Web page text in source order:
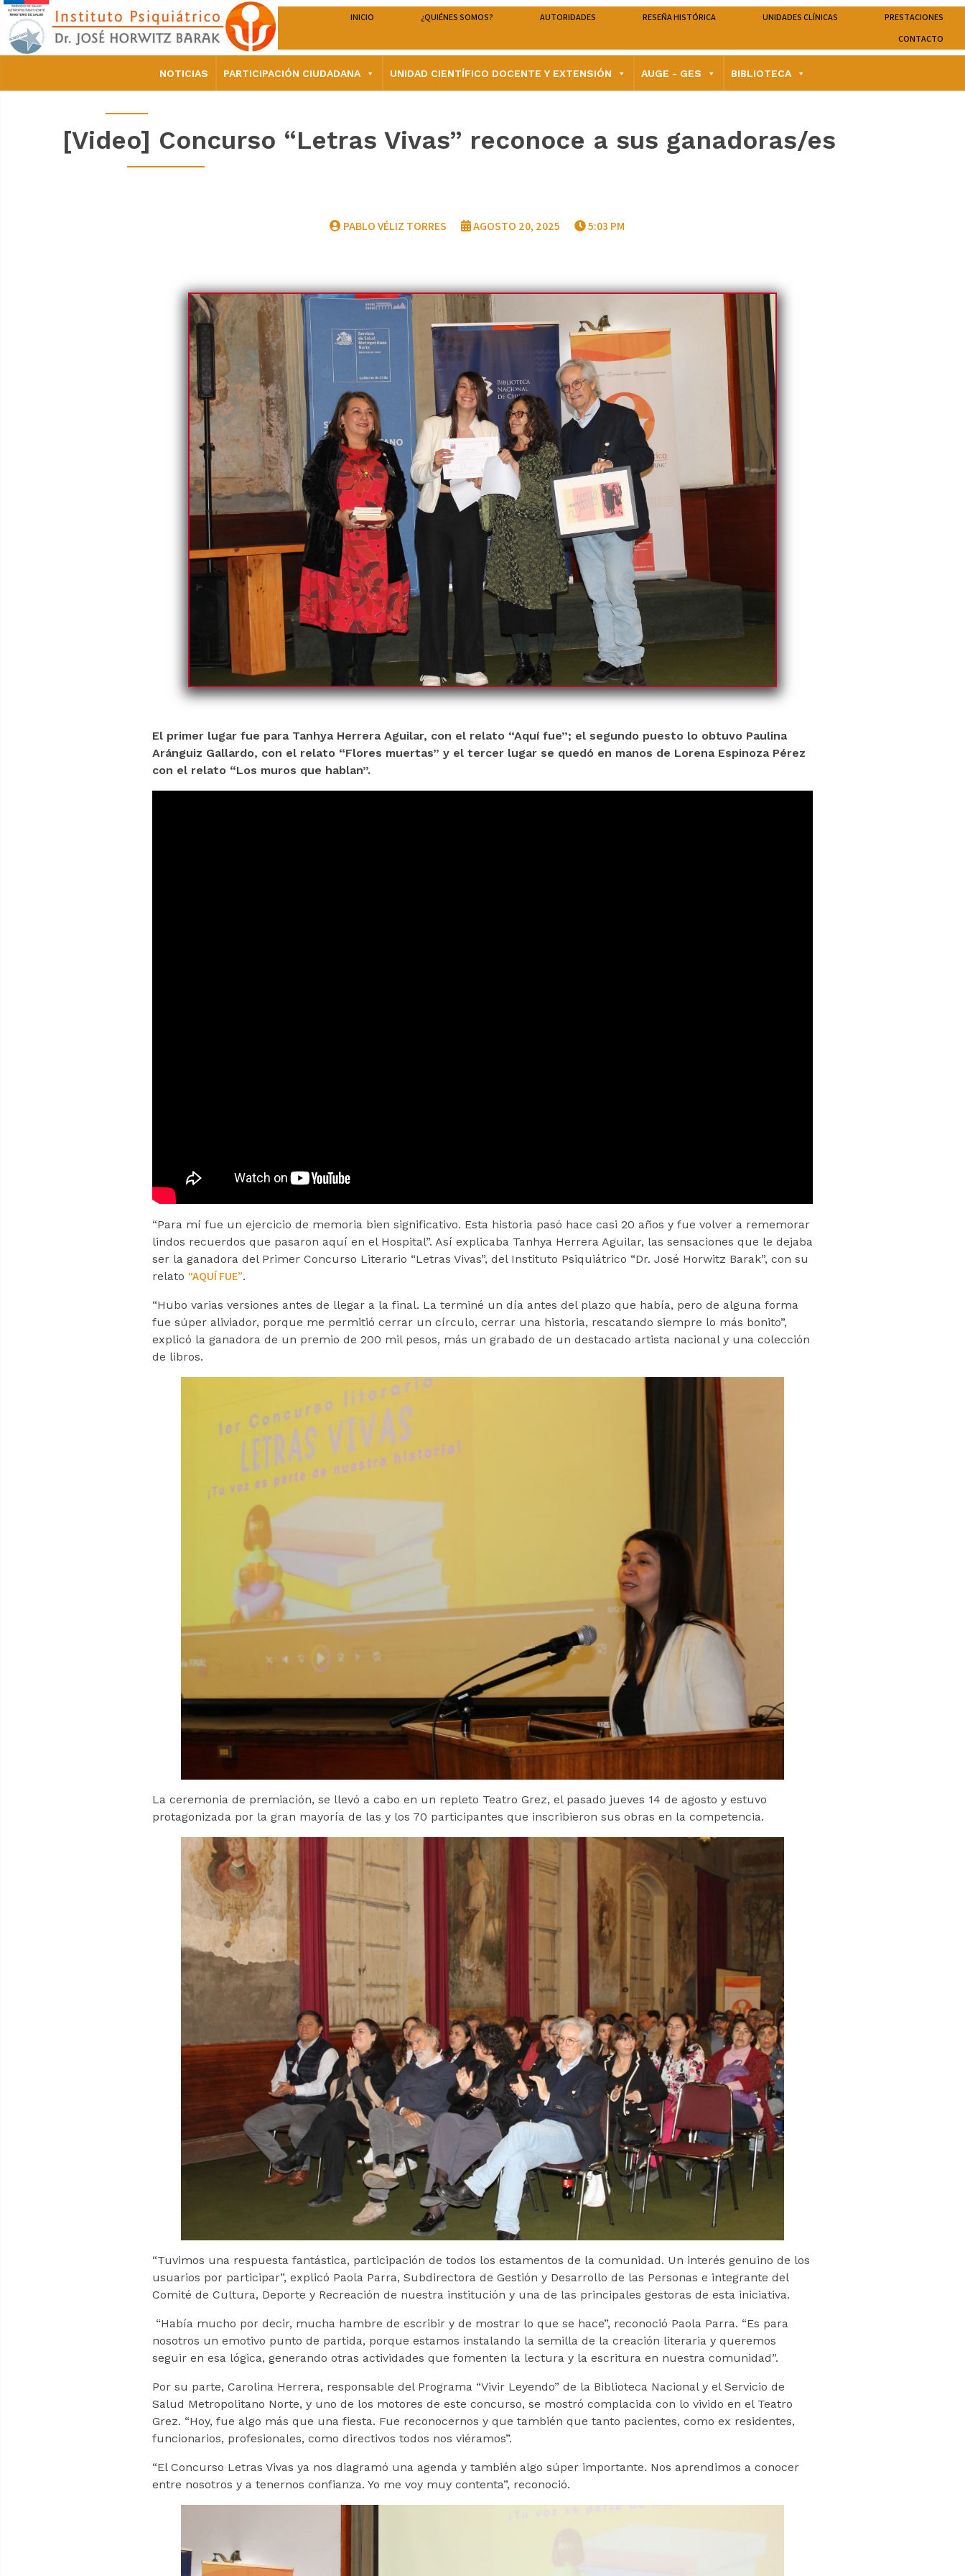
INICIO ¿QUIÉNES SOMOS? AUTORIDADES RESEÑA HISTÓRICA UNIDADES CLÍNICAS
PRESTACIONES
CONTACTO
NOTICIAS PARTICIPACIÓN CIUDADANA UNIDAD CIENTÍFICO DOCENTE Y EXTENSIÓN AUGE - GES BIBLIOTECA
[Video] Concurso “Letras Vivas” reconoce a sus ganadoras/es
PABLO VÉLIZ TORRES AGOSTO 20, 2025 5:03 PM
El primer lugar fue para Tanhya Herrera Aguilar, con el relato “Aquí fue”; el segundo puesto lo obtuvo Paulina
Aránguiz Gallardo, con el relato “Flores muertas” y el tercer lugar se quedó en manos de Lorena Espinoza Pérez
con el relato “Los muros que hablan”.
“Para mí fue un ejercicio de memoria bien significativo. Esta historia pasó hace casi 20 años y fue volver a rememorar
lindos recuerdos que pasaron aquí en el Hospital”. Así explicaba Tanhya Herrera Aguilar, las sensaciones que le dejaba
ser la ganadora del Primer Concurso Literario “Letras Vivas”, del Instituto Psiquiátrico “Dr. José Horwitz Barak”, con su
relato “AQUÍ FUE”.
“Hubo varias versiones antes de llegar a la final. La terminé un día antes del plazo que había, pero de alguna forma
fue súper aliviador, porque me permitió cerrar un círculo, cerrar una historia, rescatando siempre lo más bonito”,
explicó la ganadora de un premio de 200 mil pesos, más un grabado de un destacado artista nacional y una colección
de libros.
La ceremonia de premiación, se llevó a cabo en un repleto Teatro Grez, el pasado jueves 14 de agosto y estuvo
protagonizada por la gran mayoría de las y los 70 participantes que inscribieron sus obras en la competencia.
“Tuvimos una respuesta fantástica, participación de todos los estamentos de la comunidad. Un interés genuino de los
usuarios por participar”, explicó Paola Parra, Subdirectora de Gestión y Desarrollo de las Personas e integrante del
Comité de Cultura, Deporte y Recreación de nuestra institución y una de las principales gestoras de esta iniciativa.
“Había mucho por decir, mucha hambre de escribir y de mostrar lo que se hace”, reconoció Paola Parra. “Es para
nosotros un emotivo punto de partida, porque estamos instalando la semilla de la creación literaria y queremos
seguir en esa lógica, generando otras actividades que fomenten la lectura y la escritura en nuestra comunidad”.
Por su parte, Carolina Herrera, responsable del Programa “Vivir Leyendo” de la Biblioteca Nacional y el Servicio de
Salud Metropolitano Norte, y uno de los motores de este concurso, se mostró complacida con lo vivido en el Teatro
Grez. “Hoy, fue algo más que una fiesta. Fue reconocernos y que también que tanto pacientes, como ex residentes,
funcionarios, profesionales, como directivos todos nos viéramos”.
“El Concurso Letras Vivas ya nos diagramó una agenda y también algo súper importante. Nos aprendimos a conocer
entre nosotros y a tenernos confianza. Yo me voy muy contenta”, reconoció.